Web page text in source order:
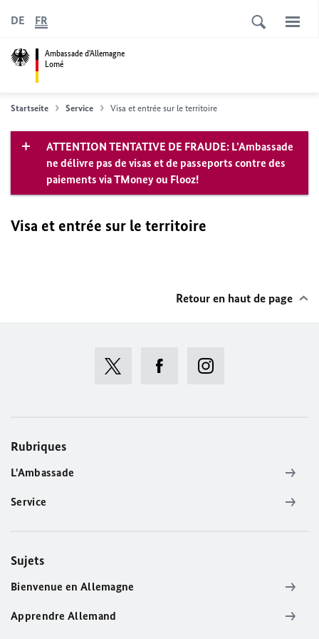
Ambassade d'Allemagne
Lomé
DE FR
Startseite Service Visa et entrée sur le territoire
ATTENTION TENTATIVE DE FRAUDE: L’Ambassade
ne délivre pas de visas et de passeports contre des
paiements via TMoney ou Flooz!
Visa et entrée sur le territoire
Retour en haut de page
Rubriques
L'Ambassade
Service
Sujets
Bienvenue en Allemagne
Apprendre Allemand